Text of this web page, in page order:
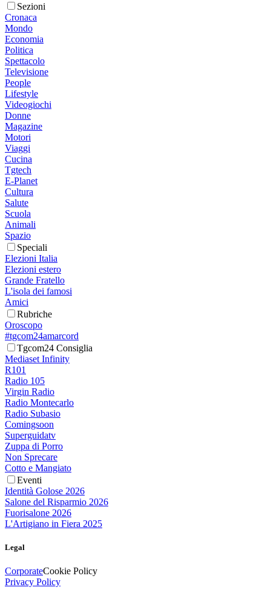
Sezioni
Cronaca
Mondo
Economia
Politica
Spettacolo
Televisione
People
Lifestyle
Videogiochi
Donne
Magazine
Motori
Viaggi
Cucina
Tgtech
E-Planet
Cultura
Salute
Scuola
Animali
Spazio
Speciali
Elezioni Italia
Elezioni estero
Grande Fratello
L'isola dei famosi
Amici
Rubriche
Oroscopo
#tgcom24amarcord
Tgcom24 Consiglia
Mediaset Infinity
R101
Radio 105
Virgin Radio
Radio Montecarlo
Radio Subasio
Comingsoon
Superguidatv
Zuppa di Porro
Non Sprecare
Cotto e Mangiato
Eventi
Identità Golose 2026
Salone del Risparmio 2026
Fuorisalone 2026
L'Artigiano in Fiera 2025
Legal
CorporateCookie Policy
Privacy Policy